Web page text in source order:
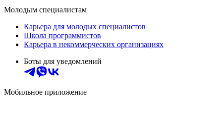
Молодым специалистам
Карьера для молодых специалистов
Школа программистов
Карьера в некоммерческих организациях
Боты для уведомлений
Мобильное приложение